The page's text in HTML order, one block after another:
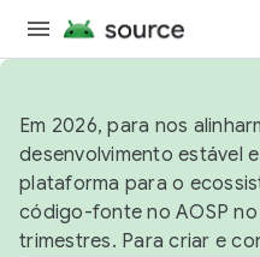
Em 2026, para nos
desenvolvimento estável
plataforma para o
código-fonte no AOSP
trimestres. Para criar e